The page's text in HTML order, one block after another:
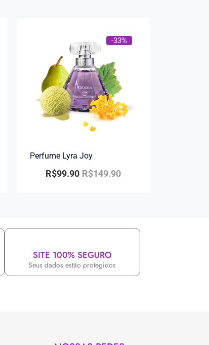
-33%
Perfume Lyra Joy
R$149.90
R$99.90
SITE 100% SEGURO
Seus dados estão protegidos